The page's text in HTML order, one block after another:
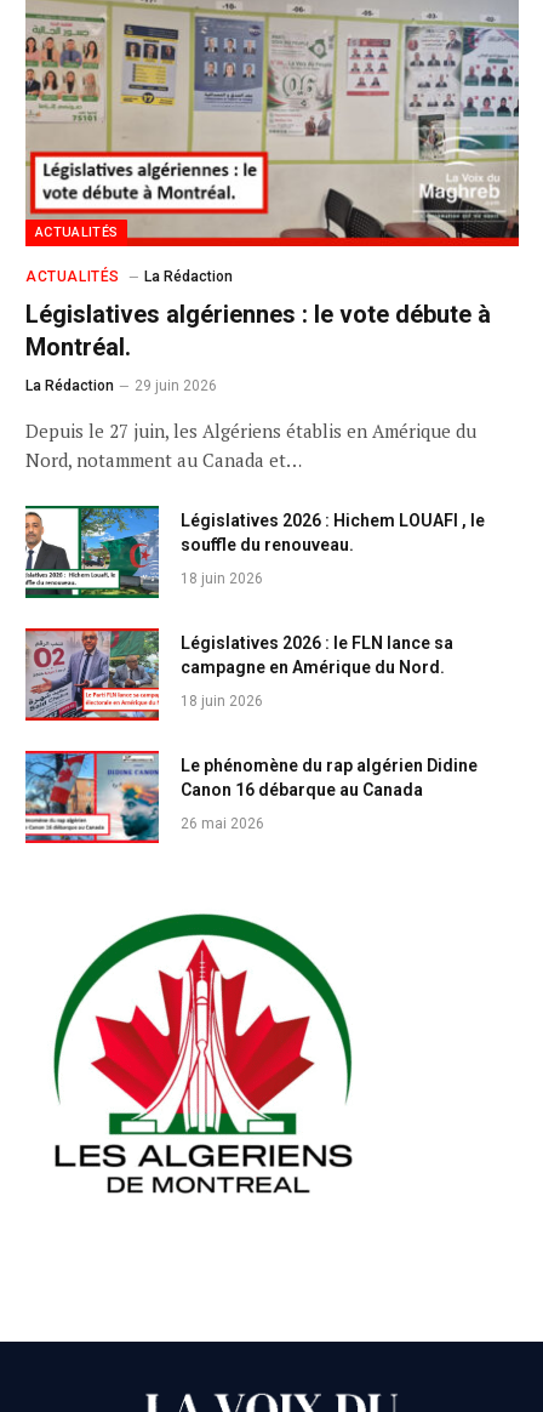
ACTUALITÉS
ACTUALITÉS La Rédaction
Législatives algériennes : le vote débute à
Montréal.
La Rédaction 29 juin 2026
Depuis le 27 juin, les Algériens établis en Amérique du
Nord, notamment au Canada et…
Législatives 2026 : Hichem LOUAFI , le
souffle du renouveau.
18 juin 2026
Législatives 2026 : le FLN lance sa
campagne en Amérique du Nord.
18 juin 2026
Le phénomène du rap algérien Didine
Canon 16 débarque au Canada
26 mai 2026